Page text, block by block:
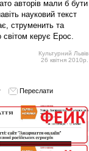
авторів мали б бути
науковий текст
струменить та
керує Ерос.
Культурний Львів
26 квітня 2010р.
Переслати